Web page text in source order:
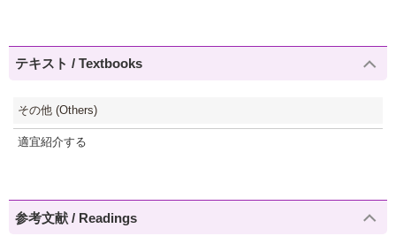
テキスト / Textbooks
その他 (Others)
適宜紹介する
参考文献 / Readings